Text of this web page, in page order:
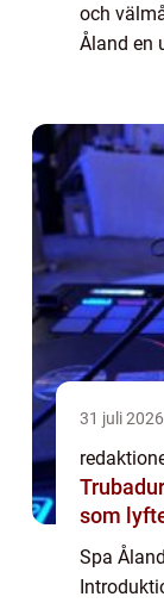
och
Åland en
er...
31 juli 2026
Trubadur i
som
Spa